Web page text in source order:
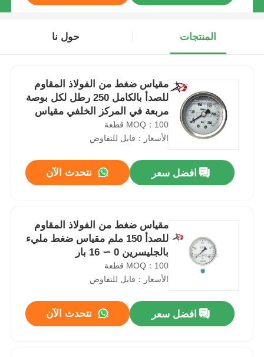
المنتجات حول نا
مقياس ضغط من الفولاذ المقاوم
للصدأ بالكامل 250 رطل لكل بوصة
مربعة في المركز الخلفي مقياس
ضغط 50 مم
MOQ：100 قطعة
الأسعار：قابل للتفاوض
افضل سعر نتحدث الآن
مقياس ضغط من الفولاذ المقاوم
للصدأ 150 ملم مقياس ضغط مليء
بالجليسرين 0 ∼ 16 بار
MOQ：100 قطعة
الأسعار：قابل للتفاوض
افضل سعر نتحدث الآن